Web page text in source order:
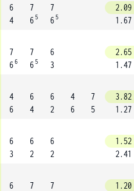
6
4
7
6 5
7
6 5
2.09
1.67
7
66
7
6 5
6
3
2.65
1.47
4
6
6
4
6
2
4
6
7
5
3.82
1.27
6
3
6
2
6
2
1.52
2.41
6
7
7
1.20